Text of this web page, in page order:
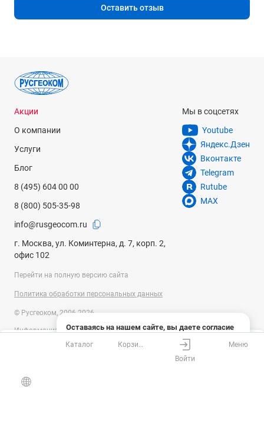
Регулировка яркости
есть
Источник питания
Питание от батареек
Тип лампы подсветки
светодиод 3–3,2 В (нижний и верхний осветители)
Назначение
Расположение подсветки
комбинированная
Метод исследования
светлое поле
Набор для опытов в комплекте
Оставить отзыв
Оставаясь на нашем сайте, вы даете согласие
на использование файлов cookies и сбор данных
системами веб-аналитики
Акции
О компании
Услуги
Блог
8 (495) 604 00 00
8 (800) 505-35-98
info@rusgeocom.ru
г. Москва, ул. Коминтерна, д. 7, корп. 2,
офис 102
Мы в соцсетях
Youtube
Яндекс.Дзен
Вконтакте
Telegram
Rutube
MAX
Перейти на полную версию сайта
Политика обработки персональных данных
© Русгеоком, 2006-2026
Информация на сайте носит справочный характер и не является
публичной офертой, определяемой положениями Статьи 437
Гражданского кодекса Российской Федерации. Технические
изменены производителем без предварительного уведомления.
Уточняйте информацию у наших менеджеров.
Каталог
Корзина
Войти
Меню